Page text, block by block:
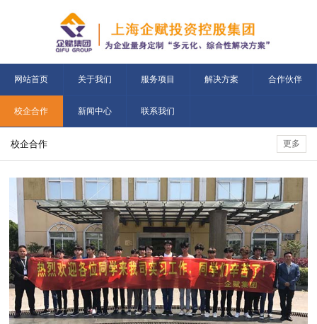
网站首页 关于我们 服务项目 解决方案 合作伙伴
校企合作 新闻中心 联系我们
更多
校企合作